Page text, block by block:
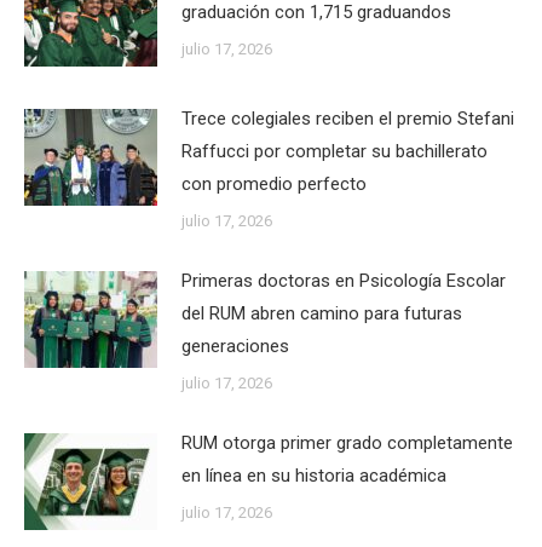
graduación con 1,715 graduandos
julio 17, 2026
Trece colegiales reciben el premio Stefani
Raffucci por completar su bachillerato
con promedio perfecto
julio 17, 2026
Primeras doctoras en Psicología Escolar
del RUM abren camino para futuras
generaciones
julio 17, 2026
RUM otorga primer grado completamente
en línea en su historia académica
julio 17, 2026